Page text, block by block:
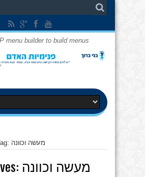
menu builder to build menus
מעשה וכוונה
מעשה וכוונה